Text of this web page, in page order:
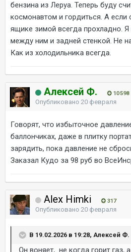
бензина из Леруа. Теперь буду
космонавтом и гордиться. А если
ящике зимой всегда прохладно. Я
между ним и задней стенкой. Не
Как из холодильника всегда.
Алексей Ф. 10 598
Опубликовано 20 февраля
Говорят, что избыточное
баллончиках, даже в плитку
зарядить, пока давление не
Заказал Кудо за 98 руб во
Alex Himki 317
Опубликовано 20 февраля
В 19.02.2026 в 19:28, Алексей Ф.
Он воняет, не когда горит газ,